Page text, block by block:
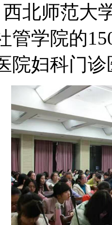
西北师范大
管学院的
院妇科门